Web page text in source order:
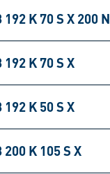
192 K 70 S X 200 N
192 K 70 S X
192 K 50 S X
200 K 105 S X